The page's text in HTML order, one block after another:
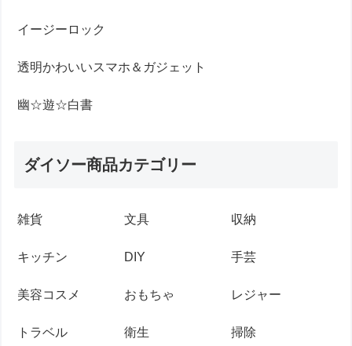
イージーロック
透明かわいいスマホ＆ガジェット
幽☆遊☆白書
ダイソー商品カテゴリー
雑貨 文具 収納
キッチン DIY 手芸
美容コスメ おもちゃ レジャー
トラベル 衛生 掃除